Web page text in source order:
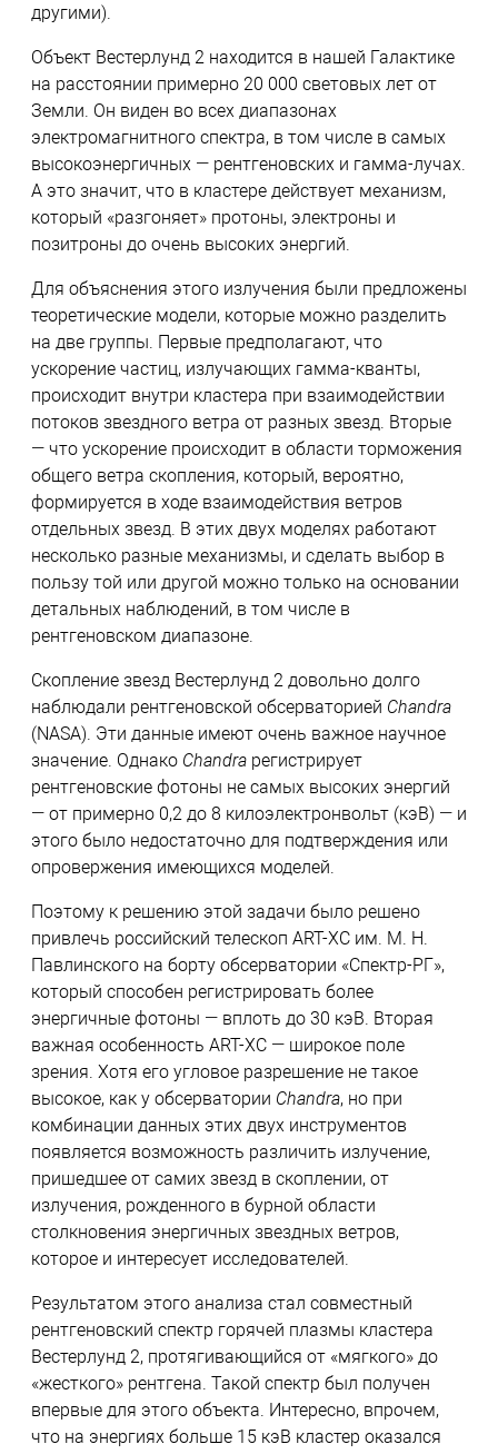
другими).
Объект Вестерлунд 2 находится в нашей Галактике
на расстоянии примерно 20 000 световых лет от
Земли. Он виден во всех диапазонах
электромагнитного спектра, в том числе в самых
высокоэнергичных — рентгеновских и гамма-лучах.
А это значит, что в кластере действует механизм,
который «разгоняет» протоны, электроны и
позитроны до очень высоких энергий.
Для объяснения этого излучения были предложены
теоретические модели, которые можно разделить
на две группы. Первые предполагают, что
ускорение частиц, излучающих гамма-кванты,
происходит внутри кластера при взаимодействии
потоков звездного ветра от разных звезд. Вторые
— что ускорение происходит в области торможения
общего ветра скопления, который, вероятно,
формируется в ходе взаимодействия ветров
отдельных звезд. В этих двух моделях работают
несколько разные механизмы, и сделать выбор в
пользу той или другой можно только на основании
детальных наблюдений, в том числе в
рентгеновском диапазоне.
Скопление звезд Вестерлунд 2 довольно долго
наблюдали рентгеновской обсерваторией Chandra
(NASA). Эти данные имеют очень важное научное
значение. Однако Chandraрегистрирует
рентгеновские фотоны не самых высоких энергий
— от примерно 0,2 до 8 килоэлектронвольт (кэВ) — и
этого было недостаточно для подтверждения или
опровержения имеющихся моделей.
Поэтому к решению этой задачи было решено
привлечь российский телескоп ART-XC им. М. Н.
Павлинского на борту обсерватории «Спектр-РГ»,
который способен регистрировать более
энергичные фотоны — вплоть до 30 кэВ. Вторая
важная особенность ART-XC — широкое поле
зрения. Хотя его угловое разрешение не такое
высокое, как у обсерватории Chandra, но при
комбинации данных этих двух инструментов
появляется возможность различить излучение,
пришедшее от самих звезд в скоплении, от
излучения, рожденного в бурной области
столкновения энергичных звездных ветров,
которое и интересует исследователей.
Результатом этого анализа стал совместный
рентгеновский спектр горячей плазмы кластера
Вестерлунд 2, протягивающийся от «мягкого» до
«жесткого» рентгена. Такой спектр был получен
впервые для этого объекта. Интересно, впрочем,
что на энергиях больше 15 кэВ кластер оказался